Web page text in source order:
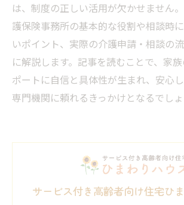
は、制度の正しい活用が欠かせません
護保険事務所の基本的な役割や相談時
いポイント、実際の介護申請・相談の
に解説します。記事を読むことで、家
ポートに自信と具体性が生まれ、安心
専門機関に頼れるきっかけとなるでしょ
サービス付き高齢者向け住宅ひ